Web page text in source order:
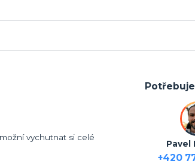
vychutnat si celé
Pavel
+420